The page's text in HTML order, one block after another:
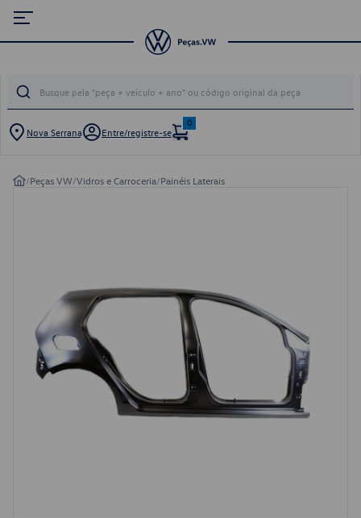
Nova Serrana Entre/registre-se
0
/Peças VW/Vidros e Carroceria/Painéis Laterais